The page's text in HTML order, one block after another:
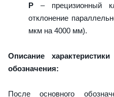
P – прецизионный
отклонение
мкм на 4000 мм).
Описание
обозначения:
После основного